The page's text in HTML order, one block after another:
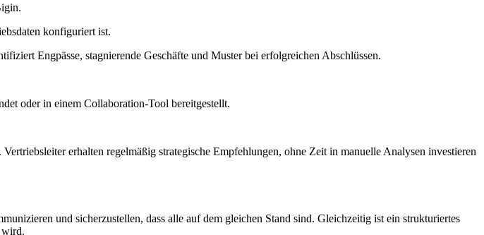
konfiguriert ist.
Engpässe, stagnierende Geschäfte und Muster bei erfolgreichen Abschlüssen.
oder in einem Collaboration-Tool bereitgestellt.
erhalten regelmäßig strategische Empfehlungen, ohne Zeit in manuelle Analysen investieren
und sicherzustellen, dass alle auf dem gleichen Stand sind. Gleichzeitig ist ein strukturiertes
wird.